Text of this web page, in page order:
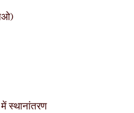
स्थानांतरण